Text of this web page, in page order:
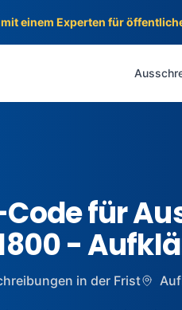
einem Experten für
Code für
-
in der Frist